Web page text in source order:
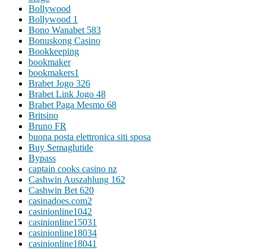
Bollywood
Bollywood 1
Bono Wanabet 583
Bonuskong Casino
Bookkeeping
bookmaker
bookmakers1
Brabet Jogo 326
Brabet Link Jogo 48
Brabet Paga Mesmo 68
Britsino
Bruno FR
buona posta elettronica siti sposa
Buy Semaglutide
Bypass
captain cooks casino nz
Cashwin Auszahlung 162
Cashwin Bet 620
casinadoes.com2
casinionline1042
casinionline15031
casinionline18034
casinionline18041